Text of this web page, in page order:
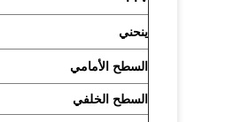
ينحني
السطح الأمامي
السطح الخلفي